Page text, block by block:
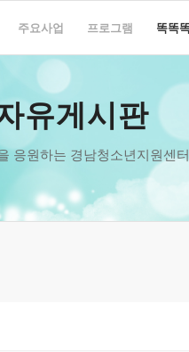
주요사업 프로그램 똑똑
유게시판
응원하는 경남청소년지원센